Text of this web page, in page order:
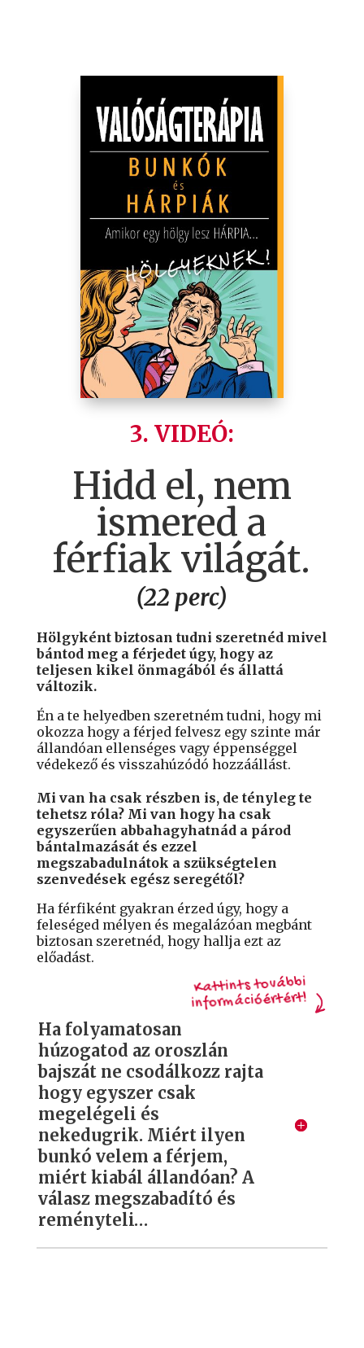
3. VIDEÓ:
Hidd el, nem
ismered a
férfiak világát.
(22 perc)
Hölgyként biztosan tudni szeretnéd mivel
bántod meg a férjedet úgy, hogy az
teljesen kikel önmagából és állattá
változik.
Én a te helyedben szeretném tudni, hogy mi
okozza hogy a férjed felvesz egy szinte már
állandóan ellenséges vagy éppenséggel
védekező és visszahúzódó hozzáállást.
Mi van ha csak részben is, de tényleg te
tehetsz róla? Mi van hogy ha csak
egyszerűen abbahagyhatnád a párod
bántalmazását és ezzel
megszabadulnátok a szükségtelen
szenvedések egész seregétől?
Ha férfiként gyakran érzed úgy, hogy a
feleséged mélyen és megalázóan megbánt
biztosan szeretnéd, hogy hallja ezt az
előadást.
Kattints további
információértért!
Ha folyamatosan
húzogatod az oroszlán
bajszát ne csodálkozz rajta
hogy egyszer csak
megelégeli és
nekedugrik. Miért ilyen
bunkó velem a férjem,
miért kiabál állandóan? A
válasz megszabadító és
reményteli…